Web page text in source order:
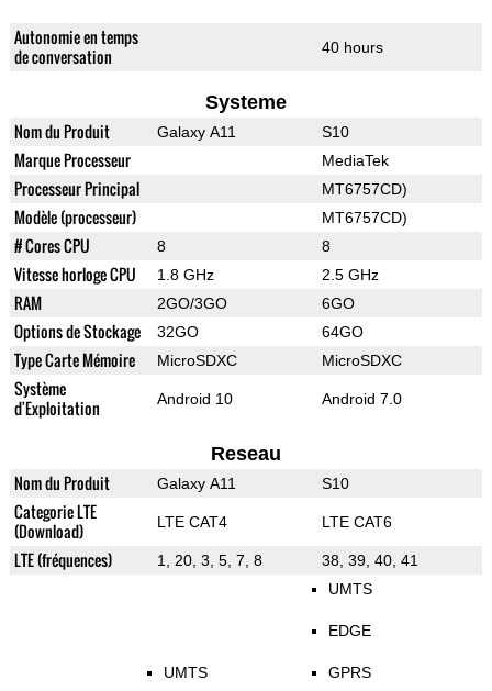
Autonomie en temps
de conversation
40 hours
Systeme
Nom du Produit Galaxy A11 S10
Marque Processeur MediaTek
Processeur Principal MT6757CD)
Modèle (processeur) MT6757CD)
# Cores CPU 8 8
Vitesse horloge CPU 1.8 GHz 2.5 GHz
RAM 2GO/3GO 6GO
Options de Stockage 32GO 64GO
Type Carte Mémoire MicroSDXC MicroSDXC
Système
d'Exploitation
Android 10 Android 7.0
Reseau
Nom du Produit Galaxy A11 S10
Categorie LTE
(Download)
LTE CAT4 LTE CAT6
LTE (fréquences) 1, 20, 3, 5, 7, 8 38, 39, 40, 41
UMTS
UMTS
EDGE
GPRS